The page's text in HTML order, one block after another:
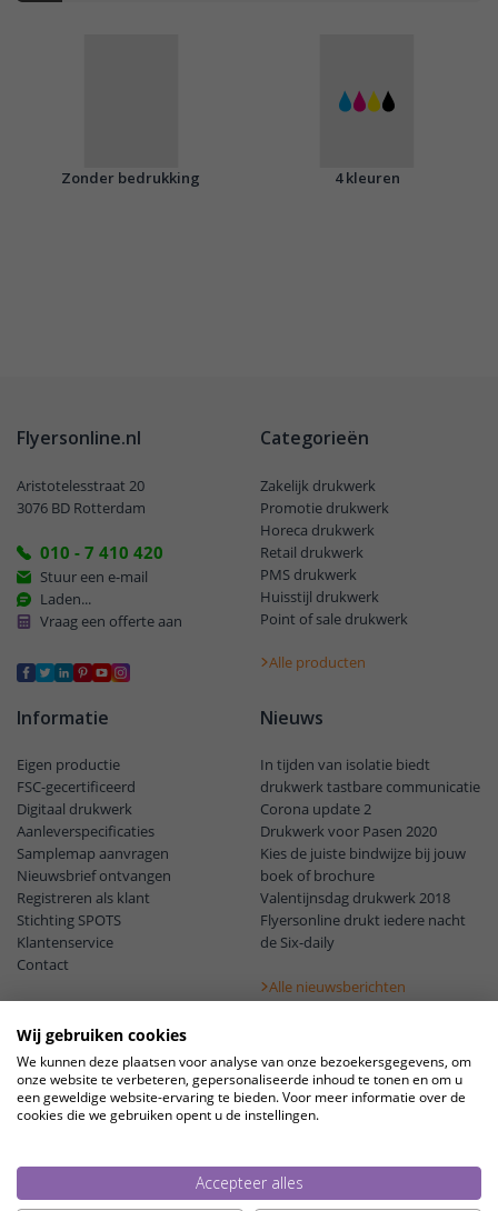
Zonder bedrukking 4 kleuren
Flyersonline.nl
Aristotelesstraat 20
3076 BD Rotterdam
010 - 7 410 420
Stuur een e-mail
Laden...
Vraag een offerte aan
Categorieën
Zakelijk drukwerk
Promotie drukwerk
Horeca drukwerk
Retail drukwerk
PMS drukwerk
Huisstijl drukwerk
Point of sale drukwerk
Alle producten
Informatie
Eigen productie
FSC-gecertificeerd
Digitaal drukwerk
Aanleverspecificaties
Samplemap aanvragen
Nieuwsbrief ontvangen
Registreren als klant
Stichting SPOTS
Klantenservice
Contact
Nieuws
In tijden van isolatie biedt
drukwerk tastbare communicatie
Corona update 2
Drukwerk voor Pasen 2020
Kies de juiste bindwijze bij jouw
boek of brochure
Valentijnsdag drukwerk 2018
Flyersonline drukt iedere nacht
de Six-daily
Alle nieuwsberichten
© 2010 - 2026 Flyersonline.nl. Alle prijzen zijn exclusief 21% BTW en
Alle getoonde prijzen zijn onder voorbehoud van druk- en zetfouten.
Algemene voorwaarden
Privacybeleid
Wij gebruiken cookies
We kunnen deze plaatsen voor analyse van onze bezoekersgegevens, om
onze website te verbeteren, gepersonaliseerde inhoud te tonen en om u
een geweldige website-ervaring te bieden. Voor meer informatie over de
cookies die we gebruiken opent u de instellingen.
Accepteer alles